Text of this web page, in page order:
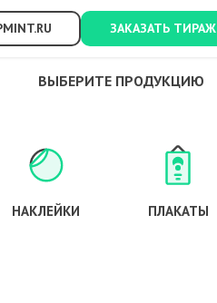
ЗАКАЗАТЬ ТИРАЖ
ВЫБЕРИТЕ ПРОДУКЦИЮ
ПЛАКАТЫ
НАКЛЕЙКИ